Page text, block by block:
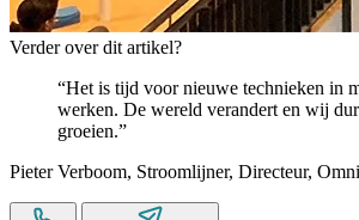
Verder over dit artikel?
Het is tijd voor nieuwe technieken in
werken. De wereld verandert en wij
groeien.
Pieter Verboom, Stroomlijner, Directeur,